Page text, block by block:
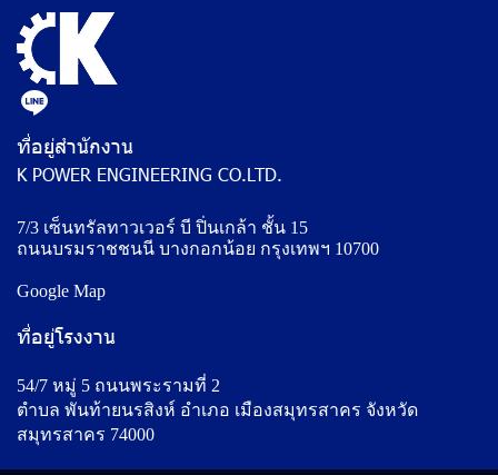
ที่อยู่สำนักงาน
K POWER ENGINEERING CO.LTD.
7/3 เซ็นทรัลทาวเวอร์ บี ปิ่นเกล้า ชั้น 15
ถนนบรมราชชนนี บางกอกน้อย กรุงเทพฯ 10700
Google Map
ที่อยู่โรงงาน
54/7 หมู่ 5 ถนนพระรามที่ 2
ตำบล พันท้ายนรสิงห์ อำเภอ เมืองสมุทรสาคร จังหวัด
สมุทรสาคร 74000